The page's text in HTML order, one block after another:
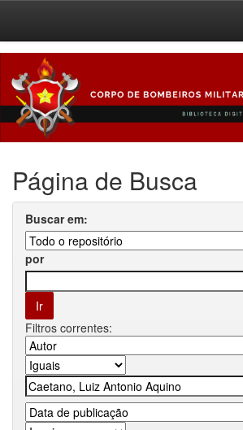
navigation
Página de Busca
Buscar em:
por
Filtros correntes: